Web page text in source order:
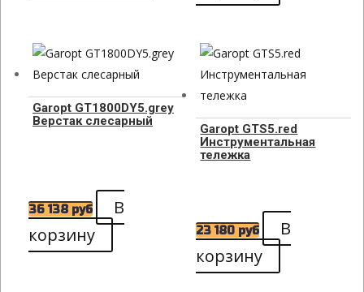
Garopt GT1800DY5.grey
Верстак слесарный
36 138 руб
В
корзину
Garopt GTS5.red
Инструментальная
тележка
23 180 руб
В
корзину